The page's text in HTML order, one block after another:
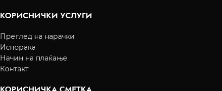
КОРИСНИЧКИ УСЛУГИ
Преглед на нарачки
Испорака
Начин на плаќање
Контакт